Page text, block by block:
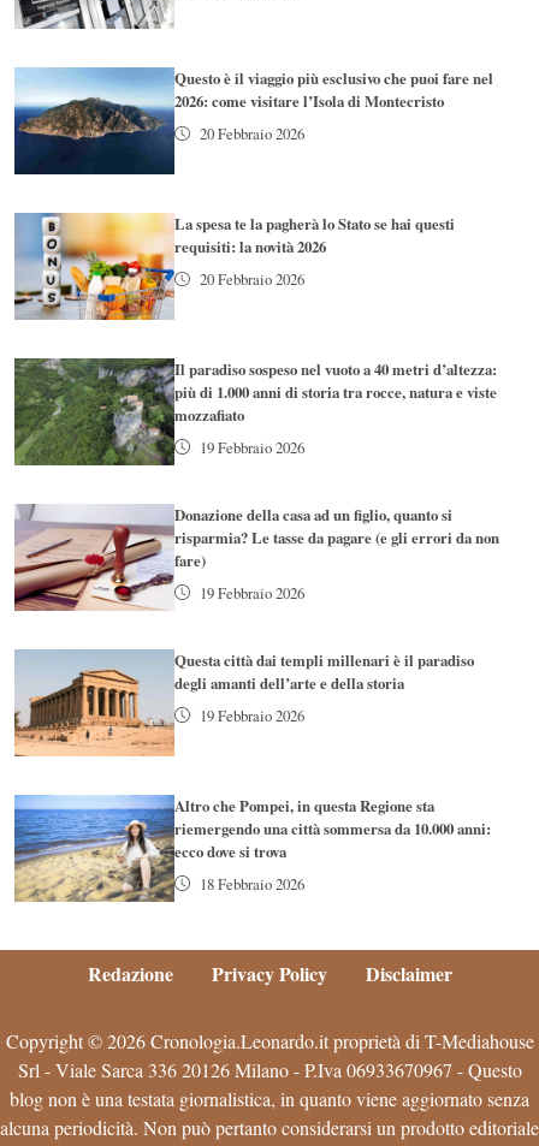
Questo è il viaggio più esclusivo che puoi fare nel
2026: come visitare l’Isola di Montecristo
20 Febbraio 2026
La spesa te la pagherà lo Stato se hai questi
requisiti: la novità 2026
20 Febbraio 2026
Il paradiso sospeso nel vuoto a 40 metri d’altezza:
più di 1.000 anni di storia tra rocce, natura e viste
mozzafiato
19 Febbraio 2026
Donazione della casa ad un figlio, quanto si
risparmia? Le tasse da pagare (e gli errori da non
fare)
19 Febbraio 2026
Questa città dai templi millenari è il paradiso
degli amanti dell’arte e della storia
19 Febbraio 2026
Altro che Pompei, in questa Regione sta
riemergendo una città sommersa da 10.000 anni:
ecco dove si trova
18 Febbraio 2026
Redazione Privacy Policy Disclaimer
Copyright © 2026 Cronologia.Leonardo.it proprietà di T-Mediahouse
Srl - Viale Sarca 336 20126 Milano - P.Iva 06933670967 - Questo
blog non è una testata giornalistica, in quanto viene aggiornato senza
alcuna periodicità. Non può pertanto considerarsi un prodotto editoriale